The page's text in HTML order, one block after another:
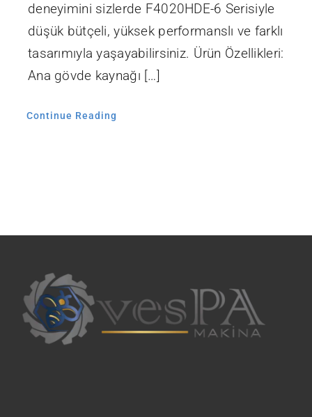
deneyimini sizlerde F4020HDE-6 Serisiyle
düşük bütçeli, yüksek performanslı ve farklı
tasarımıyla yaşayabilirsiniz. Ürün Özellikleri:
Ana gövde kaynağı […]
Continue Reading